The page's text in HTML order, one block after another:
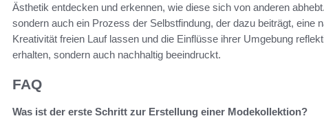
Ästhetik entdecken und erkennen, wie diese sich von anderen
sondern auch ein Prozess der Selbstfindung, der dazu beiträgt, eine
Kreativität freien Lauf lassen und die Einflüsse ihrer Umgebung
erhalten, sondern auch nachhaltig beeindruckt.
FAQ
Was ist der erste Schritt zur Erstellung einer Modekollektion?